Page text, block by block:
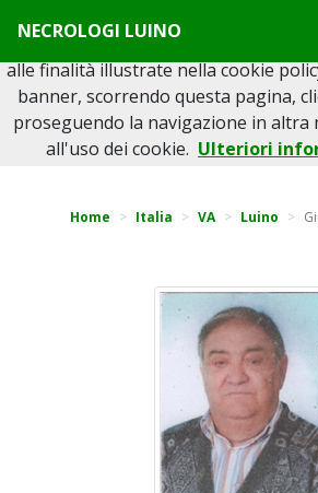
NECROLOGI LUINO
Torna indietro
Home Italia VA Luino
Questo sito o gli strumenti terzi
avvalgono di cookie necessari al
alle finalità illustrate nella cookie
banner, scorrendo questa pagina,
proseguendo la navigazione in altra
all'uso dei cookie. Ulteriori